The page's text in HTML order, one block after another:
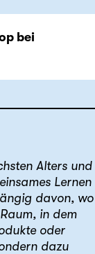
bei
Alters und
Lernen
davon, wo
in dem
oder
dazu